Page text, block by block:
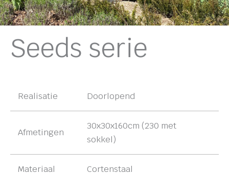
Seeds serie
Realisatie Doorlopend
Afmetingen
30x30x160cm (230 met
sokkel)
Materiaal Cortenstaal